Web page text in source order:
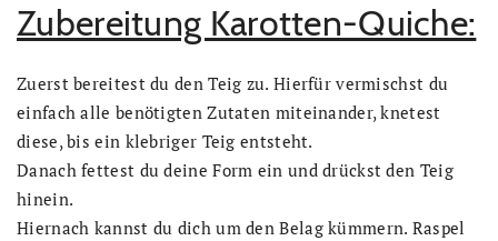
Zubereitung Karotten-Quiche:
Zuerst bereitest du den Teig zu. Hierfür vermischst du
einfach alle benötigten Zutaten miteinander, knetest
diese, bis ein klebriger Teig entsteht.
Danach fettest du deine Form ein und drückst den Teig
hinein.
Hiernach kannst du dich um den Belag kümmern. Raspel